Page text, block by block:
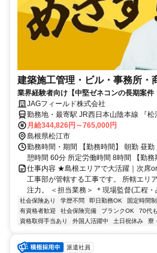
建築施工管理・ビル・事務所・
業界経験者向け【中堅ゼネコンの長期案件
JAGフィールド株式会社
勤務地・最寄駅 JR西日本山陰本線 『松
月給344,826円～765,000円
島根県松江市
勤務時間・期間 【勤務時間】 朝勤 昼
憩時間 60分 所定労働時間 8時間 【勤務
仕事内容 ★島根エリアで大活躍｜次席
工事部が管轄する工事です。 所轄エリ
注力。 ＜担当業務＞ ＊現場監督(工程・
社会保険あり 学歴不問 即日勤務OK 固定時間制
有資格者歓迎
社会保険完備 ブランクOK 70代
資格取得手当あり
外国人活躍中 土日祝休み 寮
派遣社員